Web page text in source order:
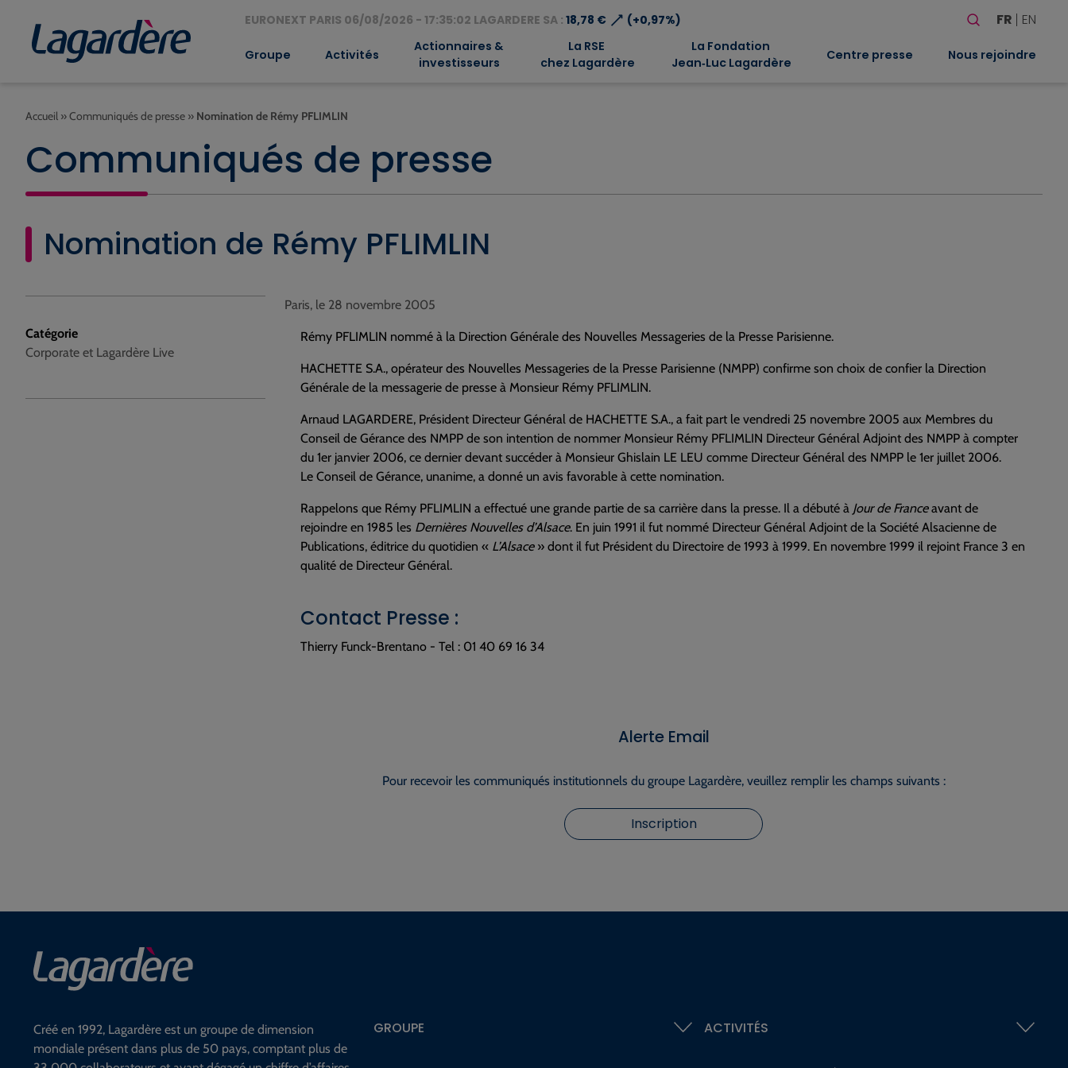
EURONEXT PARIS 06/08/2026 - 17:35:02 LAGARDERE SA : 18,78 €⟶ (+0,97%)
Rechercher
FR EN
Groupe Activités
Actionnaires &
investisseurs
La RSE
chez Lagardère
La Fondation
Jean‑Luc Lagardère
Centre presse Nous rejoindre
Accueil »Communiqués de presse » Nomination de Rémy PFLIMLIN
Communiqués de presse
Nomination de Rémy PFLIMLIN
Catégorie
Corporate et Lagardère Live
Paris, le 28 novembre 2005
Rémy PFLIMLIN nommé à la Direction Générale des Nouvelles Messageries de la Presse Parisienne.
HACHETTE S.A., opérateur des Nouvelles Messageries de la Presse Parisienne (NMPP) confirme son choix de confier la Direction
Générale de la messagerie de presse à Monsieur Rémy PFLIMLIN.
Arnaud LAGARDERE, Président Directeur Général de HACHETTE S.A., a fait part le vendredi 25 novembre 2005 aux Membres du
Conseil de Gérance des NMPP de son intention de nommer Monsieur Rémy PFLIMLIN Directeur Général Adjoint des NMPP à compter
du 1er janvier 2006, ce dernier devant succéder à Monsieur Ghislain LE LEU comme Directeur Général des NMPP le 1er juillet 2006.
Le Conseil de Gérance, unanime, a donné un avis favorable à cette nomination.
Rappelons que Rémy PFLIMLIN a effectué une grande partie de sa carrière dans la presse. Il a débuté à Jour de Franceavant de
rejoindre en 1985 les Dernières Nouvelles d’Alsace. En juin 1991 il fut nommé Directeur Général Adjoint de la Société Alsacienne de
Publications, éditrice du quotidien « L’Alsace» dont il fut Président du Directoire de 1993 à 1999. En novembre 1999 il rejoint France 3 en
qualité de Directeur Général.
Contact Presse :
Thierry Funck-Brentano - Tel : 01 40 69 16 34
Alerte Email
Pour recevoir les communiqués institutionnels du groupe Lagardère, veuillez remplir les champs suivants :
Inscription
Créé en 1992, Lagardère est un groupe de dimension
mondiale présent dans plus de 50 pays, comptant plus de
GROUPE ACTIVITÉS